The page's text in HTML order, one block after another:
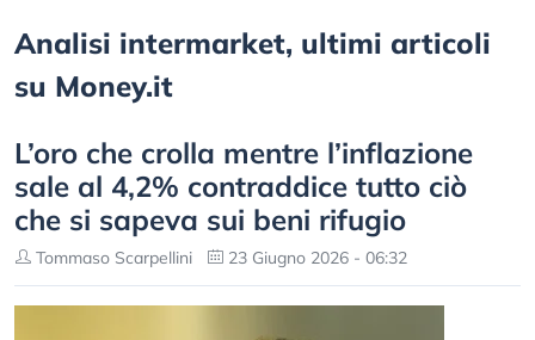
Analisi intermarket, ultimi articoli
su Money.it
L’oro che crolla mentre l’inflazione
sale al 4,2% contraddice tutto ciò
che si sapeva sui beni rifugio
Tommaso Scarpellini 23 Giugno 2026 - 06:32